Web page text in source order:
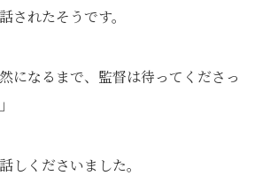
されたそうです。
になるまで、監督は待ってくださっ
しくださいました。